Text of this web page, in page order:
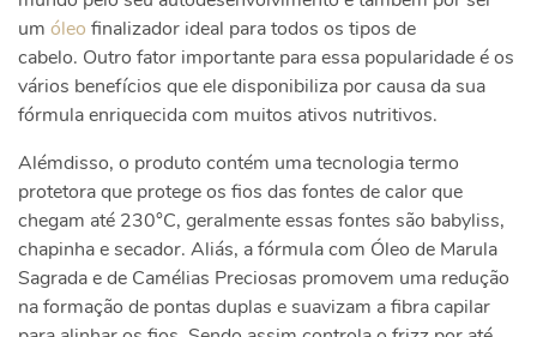
um óleo finalizador ideal para todos os tipos de
cabelo. Outro fator importante para essa popularidade é os
vários benefícios que ele disponibiliza por causa da sua
fórmula enriquecida com muitos ativos nutritivos.
Alémdisso, o produto contém uma tecnologia termo
protetora que protege os fios das fontes de calor que
chegam até 230°C, geralmente essas fontes são babyliss,
chapinha e secador. Aliás, a fórmula com Óleo de Marula
Sagrada e de Camélias Preciosas promovem uma redução
na formação de pontas duplas e suavizam a fibra capilar